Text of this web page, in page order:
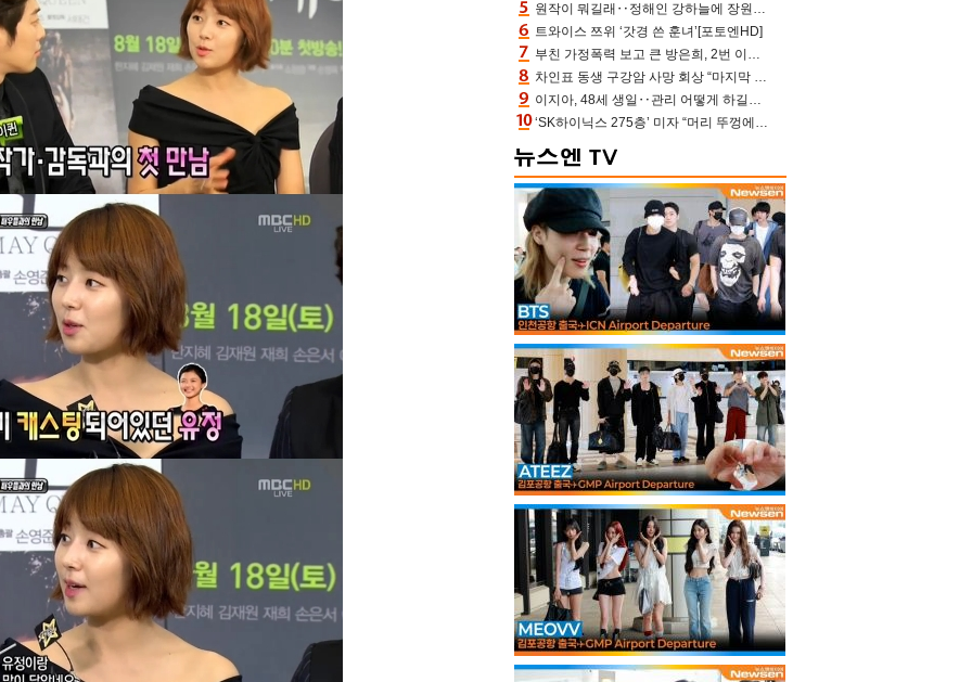
원작이 뭐길래‥정해인 강하늘에 장원영까지 참여한 이 영화
트와이스 쯔위 ‘갓경 쓴 훈녀’[포토엔HD]
부친 가정폭력 보고 큰 방은희, 2번 이혼 후 잠수→母 고독사에 자책(특종세상)[어제TV]
차인표 동생 구강암 사망 회상 “마지막 순간 동생 손 잡아준 신애라, 두고두고 고마워” (신애라이프)
이지아, 48세 생일‥관리 어떻게 하길래 놀라운 동안 미모
‘SK하이닉스 275층’ 미자 “머리 뚜껑에서 사, 주식만 안 해도 돈 버는 것”